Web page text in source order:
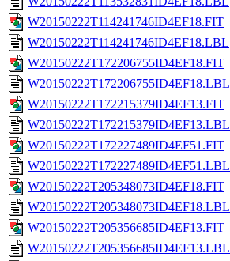
W20150222T114241746ID4EF18.FIT
W20150222T114241746ID4EF18.LBL
W20150222T172206755ID4EF18.FIT
W20150222T172206755ID4EF18.LBL
W20150222T172215379ID4EF13.FIT
W20150222T172215379ID4EF13.LBL
W20150222T172227489ID4EF51.FIT
W20150222T172227489ID4EF51.LBL
W20150222T205348073ID4EF18.FIT
W20150222T205348073ID4EF18.LBL
W20150222T205356685ID4EF13.FIT
W20150222T205356685ID4EF13.LBL